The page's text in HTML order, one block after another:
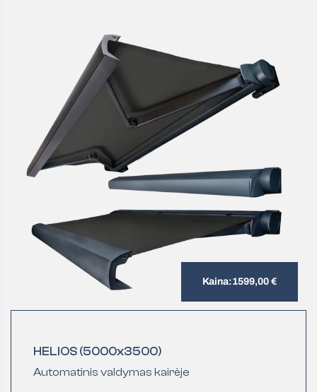
Kaina:1599,00 €
HELIOS (5000x3500)
Automatinis valdymas kairėje